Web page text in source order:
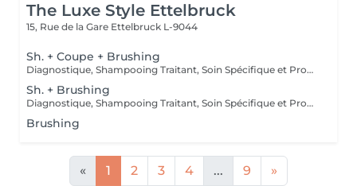
The Luxe Style Ettelbruck
15, Rue de la Gare Ettelbruck L-9044
Sh. + Coupe + Brushing
Diagnostique, Shampooing Traitant, Soin Spécifique et Produits Coiffants inclus
Sh. + Brushing
Diagnostique, Shampooing Traitant, Soin Spécifique et Produits Coiffants inclus
Brushing
« 1 2 3 4 ... 9 »